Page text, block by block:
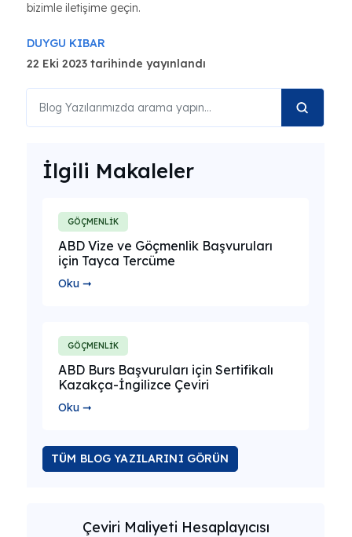
bizimle iletişime geçin.
DUYGU KIBAR
22 Eki 2023 tarihinde yayınlandı
İlgili Makaleler
GÖÇMENLİK
ABD Vize ve Göçmenlik Başvuruları
için Tayca Tercüme
Oku ➞
GÖÇMENLİK
ABD Burs Başvuruları için Sertifikalı
Kazakça-İngilizce Çeviri
Oku ➞
TÜM BLOG YAZILARINI GÖRÜN
Çeviri Maliyeti Hesaplayıcısı